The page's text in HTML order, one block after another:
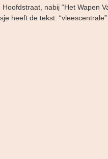
Hoofdstraat, nabij “Het Wapen
heeft de tekst: “vleescentrale”.